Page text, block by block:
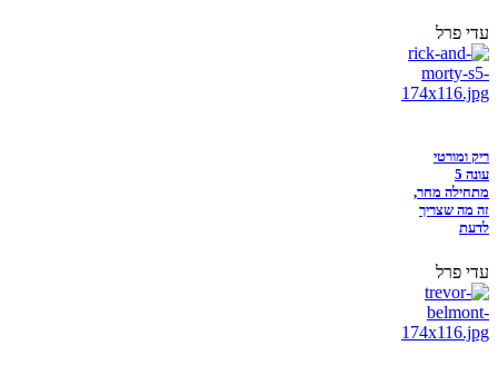
עדי פרל
ריק ומורטי
עונה 5
מתחילה מחר,
זה מה שצריך
לדעת
עדי פרל